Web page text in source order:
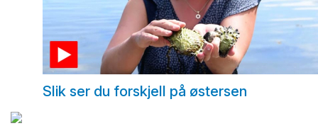
Slik ser du forskjell på østersen